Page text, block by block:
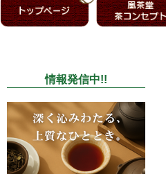
情報発信中!!